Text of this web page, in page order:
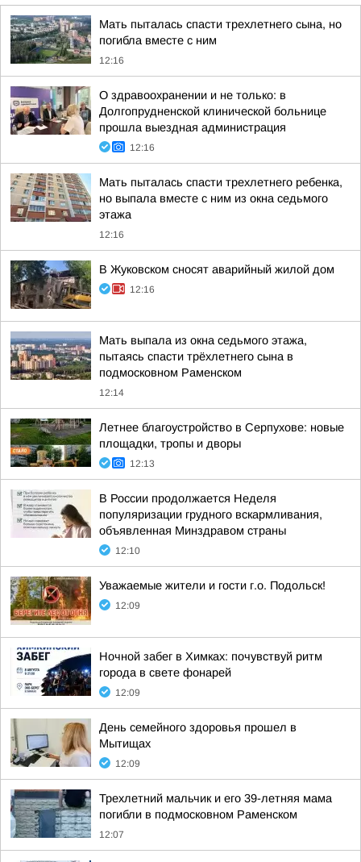
Мать пыталась спасти трехлетнего сына, но
погибла вместе с ним
12:16
О здравоохранении и не только: в
Долгопрудненской клинической больнице
прошла выездная администрация
12:16
Мать пыталась спасти трехлетнего ребенка,
но выпала вместе с ним из окна седьмого
этажа
12:16
В Жуковском сносят аварийный жилой дом
12:16
Мать выпала из окна седьмого этажа,
пытаясь спасти трёхлетнего сына в
подмосковном Раменском
12:14
Летнее благоустройство в Серпухове: новые
площадки, тропы и дворы
12:13
В России продолжается Неделя
популяризации грудного вскармливания,
объявленная Минздравом страны
12:10
Уважаемые жители и гости г.о. Подольск!
12:09
Ночной забег в Химках: почувствуй ритм
города в свете фонарей
12:09
День семейного здоровья прошел в
Мытищах
12:09
Трехлетний мальчик и его 39-летняя мама
погибли в подмосковном Раменском
12:07